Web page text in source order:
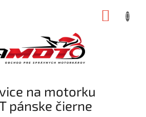
na motorku
pánske čierne